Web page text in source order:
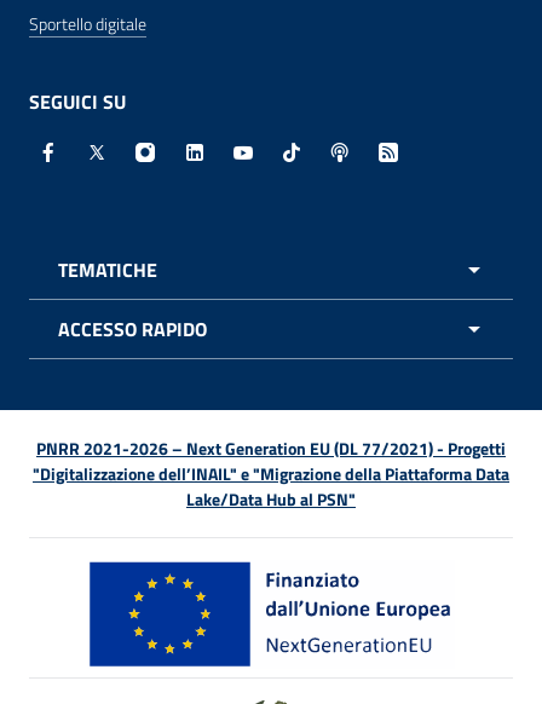
Sportello digitale
SEGUICI SU
Facebook - Sito esterno - Apertura in nuova finestra
X - Sito esterno - Apertura in nuova finestra
Instagram - Sito esterno - Apertura in
Linkedin - Sito esterno - Apertura in
Youtube - Sito esterno -
TikTok - Sito esterno -
Spreaker - Sito
Feed RSS -
TEMATICHE
ACCESSO RAPIDO
PNRR 2021-2026 – Next Generation EU (DL 77/2021) - Progetti
"Digitalizzazione dell’INAIL" e "Migrazione della Piattaforma Data
Lake/Data Hub al PSN"